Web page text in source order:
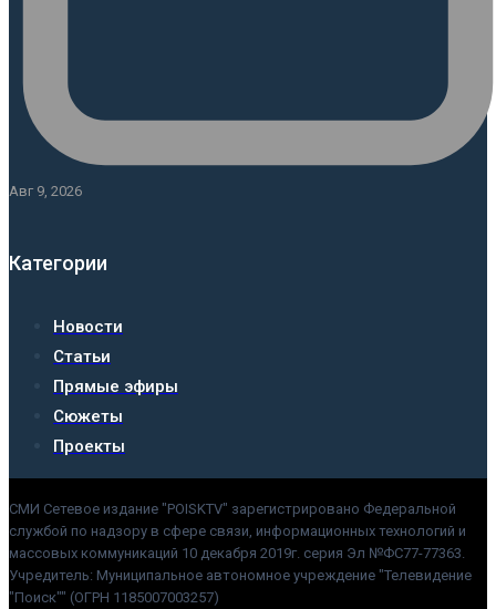
Авг 9, 2026
Категории
Новости
Статьи
Прямые эфиры
Сюжеты
Проекты
СМИ Сетевое издание "POISKTV" зарегистрировано Федеральной
службой по надзору в сфере связи, информационных технологий и
массовых коммуникаций 10 декабря 2019г. серия Эл №ФС77-77363.
Учредитель: Муниципальное автономное учреждение "Телевидение
"Поиск"" (ОГРН 1185007003257)